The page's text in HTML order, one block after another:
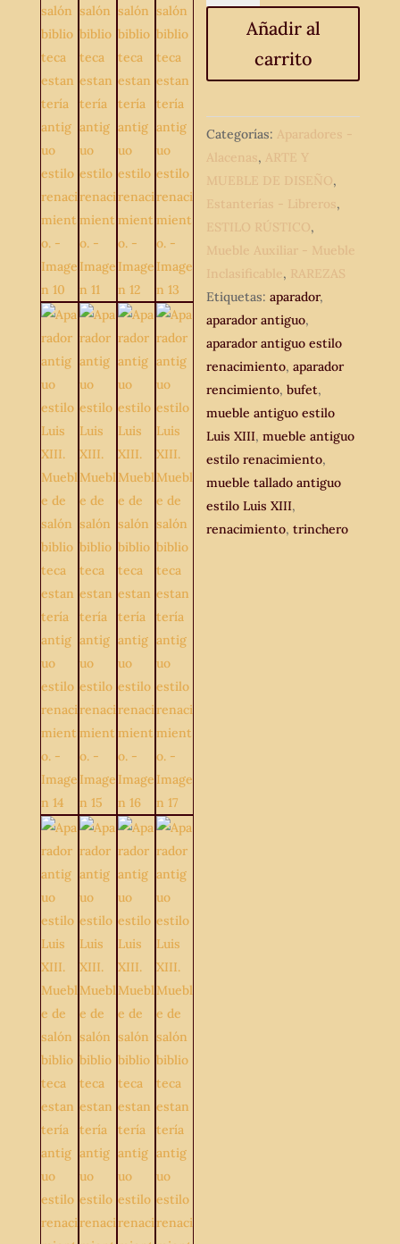
estilo
Mueble
salón
biblioteca
estantería
antiguo
estilo
renacimiento.
cantidad
Añadir al
carrito
Categorías: Aparadores -
Alacenas, ARTE Y
MUEBLE DE DISEÑO,
Estanterías - Libreros,
ESTILO RÚSTICO,
Mueble Auxiliar - Mueble
Inclasificable, RAREZAS
Etiquetas:aparador,
aparador antiguo,
aparador antiguo estilo
renacimiento,aparador
rencimiento,bufet,
mueble antiguo estilo
Luis XIII,mueble antiguo
estilo renacimiento,
mueble tallado antiguo
estilo Luis XIII,
renacimiento,trinchero